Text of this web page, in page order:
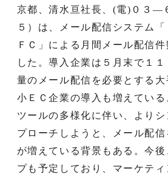
京都、清水亘社長、(電)０３―
５）は、メール配信システム
ＦＣ」による月間メール配信
した。導入企業は５月末で１
量のメール配信を必要とする大
小ＥＣ企業の導入も増えてい
ツールの多様化に伴い、より
プローチしようと、メール配
が増えている背景もある。今
プも予定しており、マーケテ